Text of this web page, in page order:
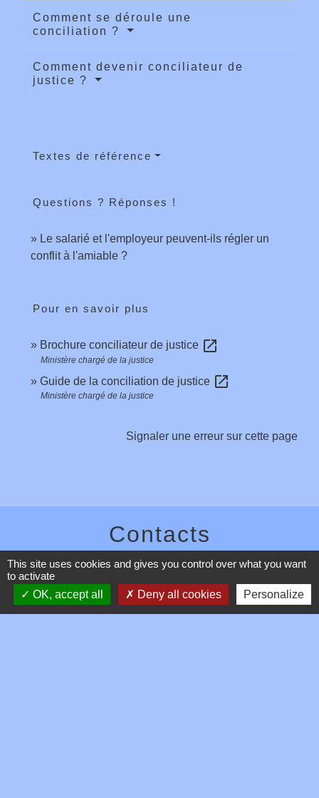
Comment se déroule une
conciliation ?
Comment devenir conciliateur de
justice ?
Textes de référence
Questions ? Réponses !
Le salarié et l'employeur peuvent-ils régler un
conflit à l'amiable ?
Pour en savoir plus
Brochure conciliateur de justice open_in_new
Ministère chargé de la justice
Guide de la conciliation de justice open_in_new
Ministère chargé de la justice
Signaler une erreur sur cette page
Contacts
Commune de Toussieux
01600 Toussieux - FRANCE
+33 4 74 00 19 03
This site uses cookies and gives you control over what you want
to activate
OK, accept all
Deny all cookies Personalize